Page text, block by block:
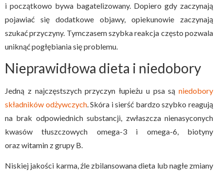
i początkowo bywa bagatelizowany. Dopiero gdy zaczynają
pojawiać się dodatkowe objawy, opiekunowie zaczynają
szukać przyczyny. Tymczasem szybka reakcja często pozwala
uniknąć pogłębiania się problemu.
Nieprawidłowa dieta i niedobory
Jedną z najczęstszych przyczyn łupieżu u psa są niedobory
składników odżywczych. Skóra i sierść bardzo szybko reagują
na brak odpowiednich substancji, zwłaszcza nienasyconych
kwasów tłuszczowych omega-3 i omega-6, biotyny
oraz witamin z grupy B.
Niskiej jakości karma, źle zbilansowana dieta lub nagłe zmiany